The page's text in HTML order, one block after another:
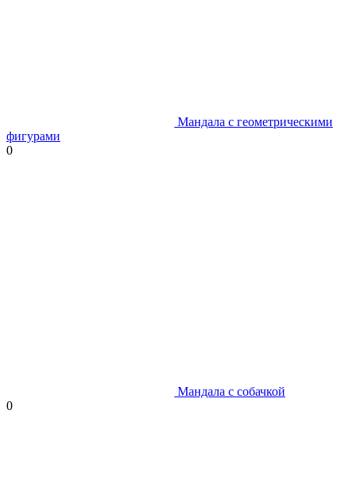
Мандала с геометрическими
фигурами
0
Мандала с собачкой
0